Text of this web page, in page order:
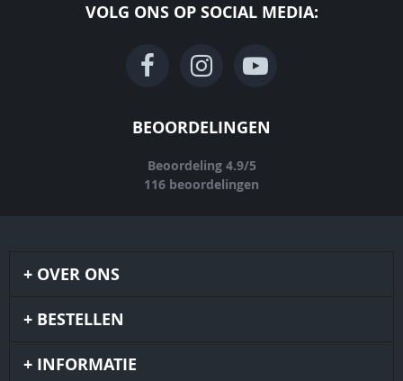
VOLG ONS OP SOCIAL MEDIA:
BEOORDELINGEN
Beoordeling 4.9/5
116 beoordelingen
OVER ONS
BESTELLEN
INFORMATIE